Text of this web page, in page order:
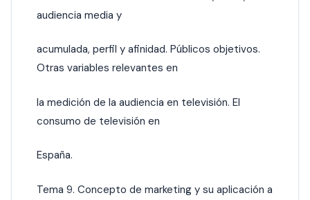
audiencia media y
acumulada, perfil y afinidad. Públicos objetivos.
Otras variables relevantes en
la medición de la audiencia en televisión. El
consumo de televisión en
España.
Tema 9. Concepto de marketing y su aplicación a